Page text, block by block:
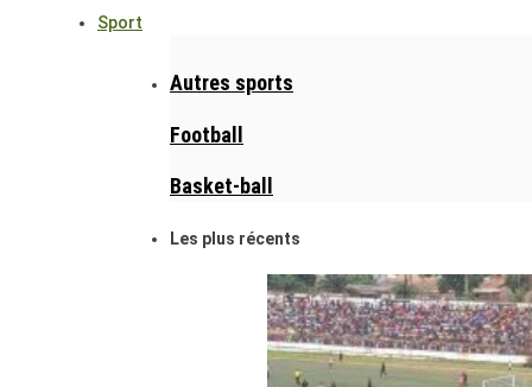
Sport
Autres sports
Football
Basket-ball
Les plus récents